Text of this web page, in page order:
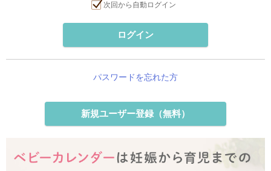
次回から自動ログイン
ログイン
パスワードを忘れた方
新規ユーザー登録（無料）